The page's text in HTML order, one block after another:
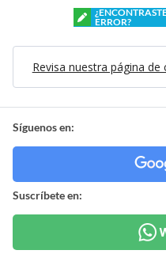
ERROR?
Revisa nuestra página de
Síguenos en:
Suscríbete en: